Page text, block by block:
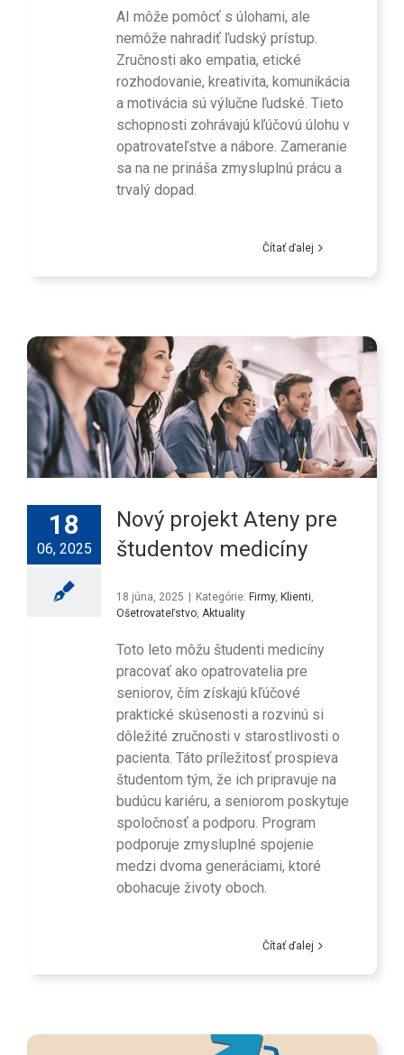
AI môže pomôcť s úlohami, ale
nemôže nahradiť ľudský prístup.
Zručnosti ako empatia, etické
rozhodovanie, kreativita, komunikácia
a motivácia sú výlučne ľudské. Tieto
schopnosti zohrávajú kľúčovú úlohu v
opatrovateľstve a nábore. Zameranie
sa na ne prináša zmysluplnú prácu a
trvalý dopad.
Čítať ďalej
18
06, 2025
Nový projekt Ateny pre
študentov medicíny
18 júna, 2025 | Kategórie: Firmy, Klienti,
Ošetrovateľstvo, Aktuality
Toto leto môžu študenti medicíny
pracovať ako opatrovatelia pre
seniorov, čím získajú kľúčové
praktické skúsenosti a rozvinú si
dôležité zručnosti v starostlivosti o
pacienta. Táto príležitosť prospieva
študentom tým, že ich pripravuje na
budúcu kariéru, a seniorom poskytuje
spoločnosť a podporu. Program
podporuje zmysluplné spojenie
medzi dvoma generáciami, ktoré
obohacuje životy oboch.
Čítať ďalej